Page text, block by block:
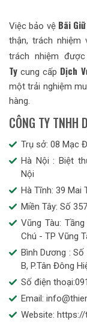
Việc bảo vệ Bãi
thận, trách nhiệm
trách nhiệm
Ty cung cấp Dịch
một trải nghiệm
hàng.
CÔNG TY TNHH
Trụ sở: 08 Mạc
Hà Nội : Biệt
Nội
Hà Tĩnh: 39 Mai
Miền Tây: Số
Vũng Tàu:
Chú - TP Vũng
Bình Dương :
B, P.Tân Đông
Số điện
Email:
Website: